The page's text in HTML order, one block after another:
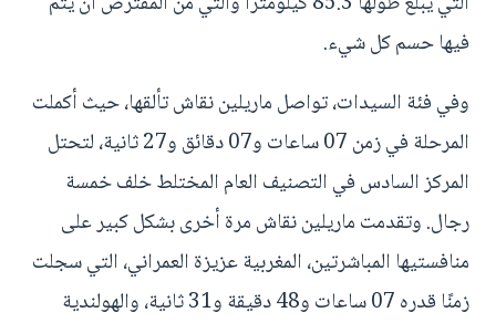
فيها حسم كل شيء.
وفي فئة السيدات، تواصل ماريلين نقاش تألقها، حيث أكملت
المرحلة في زمن 07 ساعات و07 دقائق و27 ثانية، لتحتل
المركز السادس في التصنيف العام المختلط خلف خمسة
رجال. وتقدمت ماريلين نقاش مرة أخرى بشكل كبير على
منافستيها المباشرتين، المغربية عزيزة العمراني، التي سجلت
زمنًا قدره 07 ساعات و48 دقيقة و31 ثانية، والهولندية